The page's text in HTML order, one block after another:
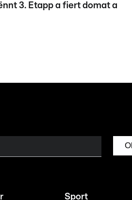
3. Etapp a fiert domat a
Sport